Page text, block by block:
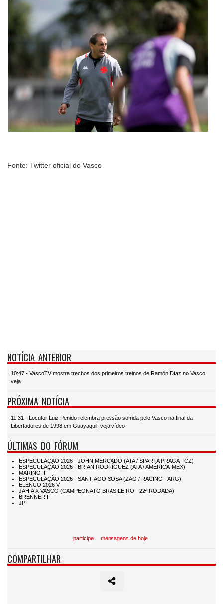
Fonte: Twitter oficial do Vasco
NOTÍCIA ANTERIOR
10:47 - VascoTV mostra trechos dos primeiros treinos de Ramón Díaz no Vasco;
veja
PRÓXIMA NOTÍCIA
11:31 - Locutor Luiz Penido relembra pressão sofrida pelo Vasco na final da
Libertadores de 1998 em Guayaquil; veja vídeo
ÚLTIMAS DO FÓRUM
participe mensagens de hoje
COMPARTILHAR